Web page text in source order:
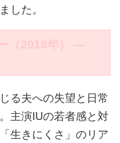
した。
（2018年） ―
る夫への失望と日常
主演IUの若者感と対
生きにくさ」のリア